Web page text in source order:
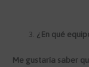
¿En qué
Me gustaría saber